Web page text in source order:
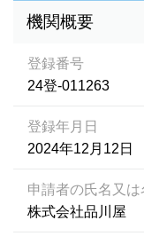
機関概要
登録番号
24登-011263
登録年月日
2024年12月12日
申請者の氏名又は
株式会社品川屋